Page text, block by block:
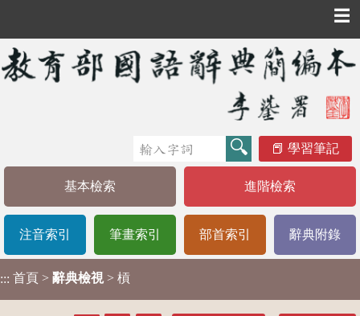
☰
學習筆記
基本檢索 進階檢索
注音索引 筆畫索引 部首索引 辭典附錄
::: 首頁 > 辭典檢視 > 槓